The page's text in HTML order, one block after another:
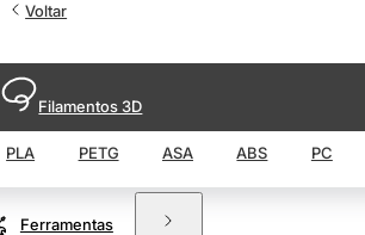
Voltar
Filamentos 3D
PLA PETG ASA ABS PC
Ferramentas